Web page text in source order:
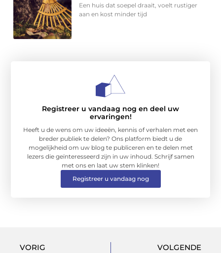
Een huis dat soepel draait, voelt rustiger
aan en kost minder tijd
Registreer u vandaag nog en deel uw
ervaringen!
Heeft u de wens om uw ideeën, kennis of verhalen met een
breder publiek te delen? Ons platform biedt u de
mogelijkheid om uw blog te publiceren en te delen met
lezers die geïnteresseerd zijn in uw inhoud. Schrijf samen
met ons en laat uw stem klinken!
Registreer u vandaag nog
VORIG VOLGENDE